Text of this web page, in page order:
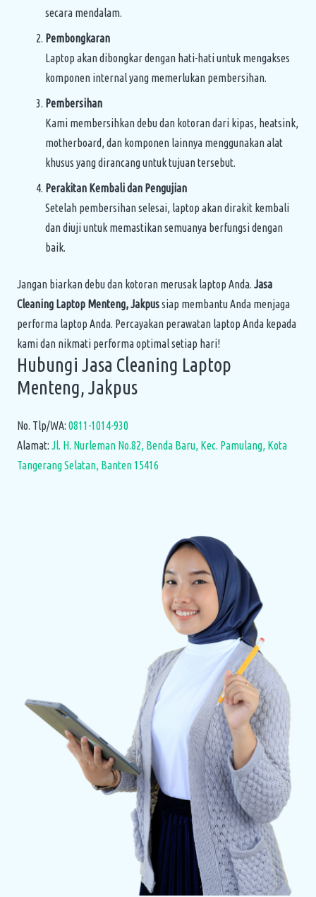
secara mendalam.
Pembongkaran
Laptop akan dibongkar dengan hati-hati untuk mengakses
komponen internal yang memerlukan pembersihan.
Pembersihan
Kami membersihkan debu dan kotoran dari kipas, heatsink,
motherboard, dan komponen lainnya menggunakan alat
khusus yang dirancang untuk tujuan tersebut.
Perakitan Kembali dan Pengujian
Setelah pembersihan selesai, laptop akan dirakit kembali
dan diuji untuk memastikan semuanya berfungsi dengan
baik.
Jangan biarkan debu dan kotoran merusak laptop Anda. Jasa
Cleaning Laptop Menteng, Jakpussiap membantu Anda menjaga
performa laptop Anda. Percayakan perawatan laptop Anda kepada
kami dan nikmati performa optimal setiap hari!
Hubungi Jasa Cleaning Laptop
Menteng, Jakpus
No. Tlp/WA: 0811-1014-930
Alamat: Jl. H. Nurleman No.82, Benda Baru, Kec. Pamulang, Kota
Tangerang Selatan, Banten 15416